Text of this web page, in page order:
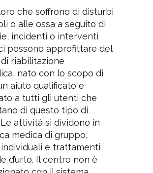
che soffrono di disturbi
o alle ossa a seguito di
incidenti o interventi
possono approfittare del
riabilitazione
nato con lo scopo di
aiuto qualificato e
a tutti gli utenti che
di questo tipo di
attività si dividono in
medica di gruppo,
e trattamenti
d’urto. Il centro non è